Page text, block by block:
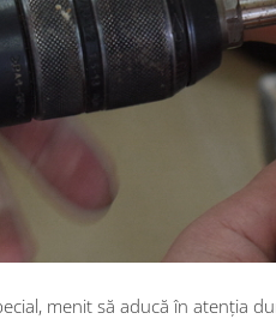
menit să aducă în atenția